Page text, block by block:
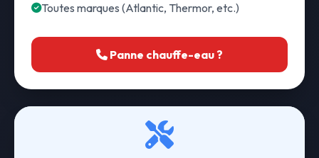
Toutes marques (Atlantic, Thermor, etc.)
Panne chauffe-eau ?